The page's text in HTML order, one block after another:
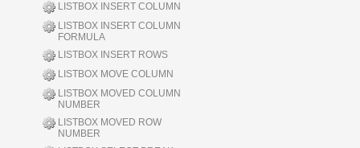
LISTBOX INSERT COLUMN
LISTBOX INSERT COLUMN
FORMULA
LISTBOX INSERT ROWS
LISTBOX MOVE COLUMN
LISTBOX MOVED COLUMN
NUMBER
LISTBOX MOVED ROW
NUMBER